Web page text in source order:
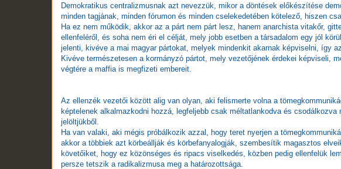
Demokratikus centralizmusnak azt nevezzük, mikor a döntések előkészítése
minden tagjának, minden fórumon és minden cselekedetében kötelező, hiszen
Ha ez nem működik, akkor az a párt nem párt lesz, hanem anarchista vitakőr,
ellenfeléről, és soha nem éri el célját, mely jobb esetben a társadalom egy jól
jelenti, kivéve a mai magyar pártokat, melyek mindenkit akarnak képviselni, így
Kivéve természetesen a kormányzó pártot, mely vezetőjének érdekei képviseli,
végtére a maffia is megfizeti embereit.
Az ellenzék vezetői között alig van olyan, aki felismerte volna a
képtelenek alkalmazkodni hozzá, legfeljebb csak méltatlankodva és
jelöltjükből.
Ha van valaki, aki mégis próbálkozik azzal, hogy teret nyerjen a
akkor a többiek azt körbeállják és körbefanyalogják, szembesítik magasztos
követőiket, hogy ez közönséges és ripacs viselkedés, közben pedig ellenfelük
persze tetszik a radikalizmusa meg a határozottsága.